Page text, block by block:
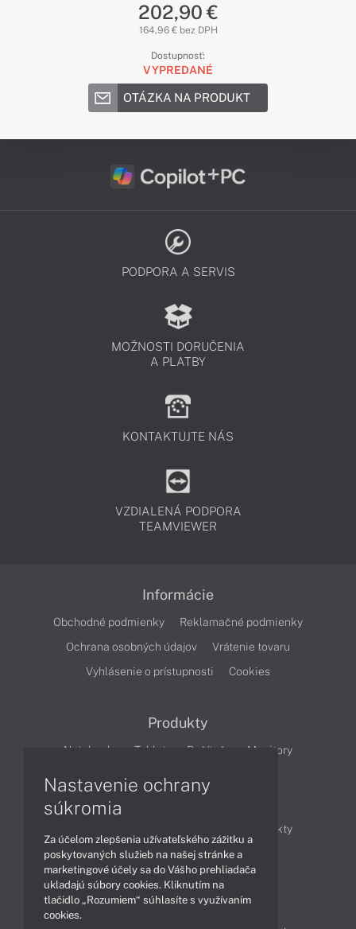
202,90 €
164,96 € bez DPH
Dostupnosť:
VYPREDANÉ
OTÁZKA NA PRODUKT
PODPORA A SERVIS
MOŽNOSTI DORUČENIA
A PLATBY
KONTAKTUJTE NÁS
VZDIALENÁ PODPORA
TEAMVIEWER
Informácie
Obchodné podmienky
Reklamačné podmienky
Ochrana osobných údajov
Vrátenie tovaru
Vyhlásenie o prístupnosti
Cookies
Produkty
Notebooky Tablety Počítače Monitory
Produkty
Technológie
Videá
Obsah
Nastavenie ochrany
súkromia
Za účelom zlepšenia užívateľského zážitku a
poskytovaných služieb na našej stránke a
marketingové účely sa do Vášho prehliadača
ukladajú súbory cookies. Kliknutím na
tlačidlo „Rozumiem“ súhlasíte s využívaním
cookies.